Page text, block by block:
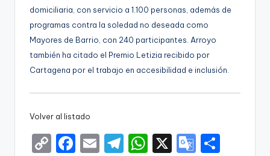
domiciliaria, con servicio a 1.100 personas, además de
programas contra la soledad no deseada como
Mayores de Barrio, con 240 participantes. Arroyo
también ha citado el Premio Letizia recibido por
Cartagena por el trabajo en accesibilidad e inclusión.
Volver al listado
C F
E
T
W X
G